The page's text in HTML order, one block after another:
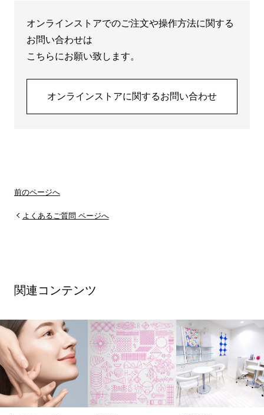
オンラインストアでのご注文や操作方法に関する
お問い合わせは
こちらにお願い致します。
オンラインストアに関するお問い合わせ
前のページへ
よくあるご質問 ページへ
関連コンテンツ